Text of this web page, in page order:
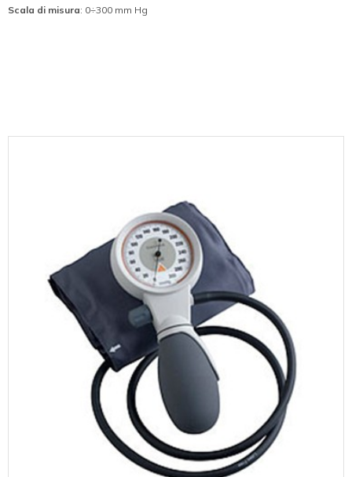
Scala di misura: 0÷300 mm Hg